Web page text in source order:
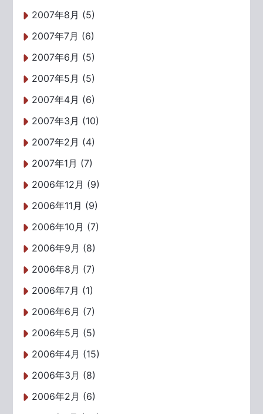
2007年8月 (5)
2007年7月 (6)
2007年6月 (5)
2007年5月 (5)
2007年4月 (6)
2007年3月 (10)
2007年2月 (4)
2007年1月 (7)
2006年12月 (9)
2006年11月 (9)
2006年10月 (7)
2006年9月 (8)
2006年8月 (7)
2006年7月 (1)
2006年6月 (7)
2006年5月 (5)
2006年4月 (15)
2006年3月 (8)
2006年2月 (6)